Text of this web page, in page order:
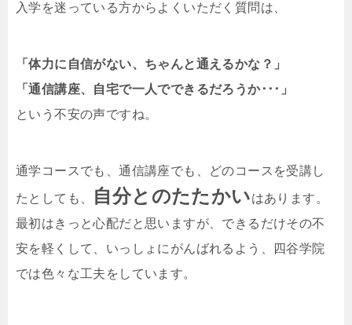
入学を迷っている方からよくいただく質問は、
「体力に自信がない、ちゃんと通えるかな？」
「通信講座、自宅で一人でできるだろうか･･･」
という不安の声ですね。
通学コースでも、通信講座でも、どのコースを受講し
たとしても、 自分とのたたかいはあります。
最初はきっと心配だと思いますが、できるだけその不
安を軽くして、いっしょにがんばれるよう、四谷学院
では色々な工夫をしています。